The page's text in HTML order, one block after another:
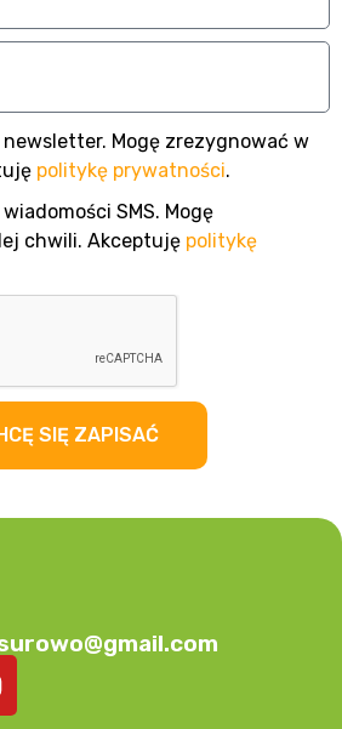
Mogę zrezygnować w
politykę prywatności.
SMS. Mogę
chwili. Akceptuję politykę
SIĘ ZAPISAĆ